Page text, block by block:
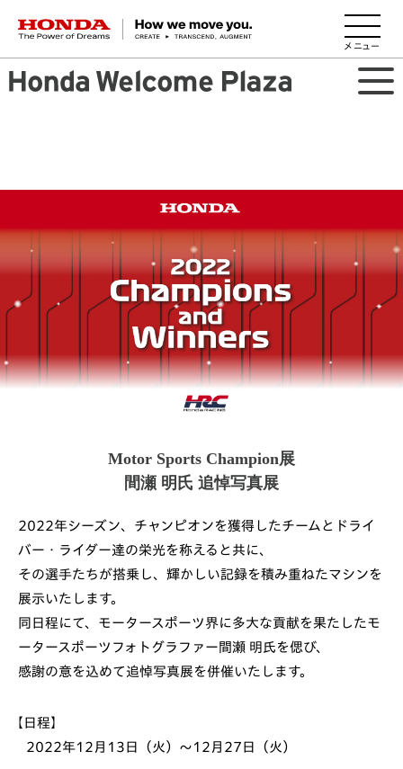
HONDA The Power of Dreams
Motor Sports Champion展
間瀬 明氏 追悼写真展
2022年シーズン、チャンピオンを獲得したチームとドライ
バー・ライダー達の栄光を称えると共に、
その選手たちが搭乗し、輝かしい記録を積み重ねたマシンを
展示いたします。
同日程にて、モータースポーツ界に多大な貢献を果たしたモ
ータースポーツフォトグラファー間瀬 明氏を偲び、
感謝の意を込めて追悼写真展を併催いたします。
【日程】
2022年12月13日（火）～12月27日（火）